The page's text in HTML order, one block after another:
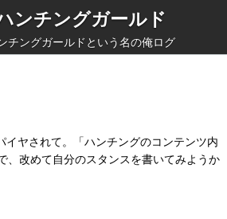
ンチングガールド
チングガールドという名の俺ログ
ヤされて。「ハンチングのコンテンツ内
、改めて自分のスタンスを書いてみようか